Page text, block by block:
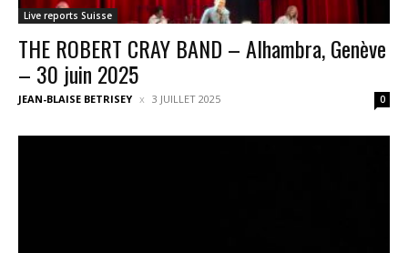
Live reports Suisse
THE ROBERT CRAY BAND – Alhambra, Genève
– 30 juin 2025
JEAN-BLAISE BETRISEY 3 JUILLET 2025 0